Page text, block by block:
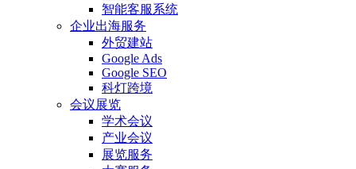
智能客服系统
企业出海服务
外贸建站
Google Ads
Google SEO
科灯跨境
会议展览
学术会议
产业会议
展览服务